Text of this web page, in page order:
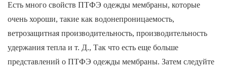
Есть много свойств ПТФЭ одежды мембраны, которые
очень хороши, такие как водонепроницаемость,
ветрозащитная производительность, производительность
удержания тепла и т. Д., Так что есть еще больше
представлений о ПТФЭ одежды мембраны. Затем следуйте